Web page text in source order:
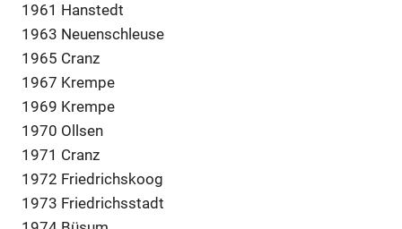
1961 Hanstedt
1963 Neuenschleuse
1965 Cranz
1967 Krempe
1969 Krempe
1970 Ollsen
1971 Cranz
1972 Friedrichskoog
1973 Friedrichsstadt